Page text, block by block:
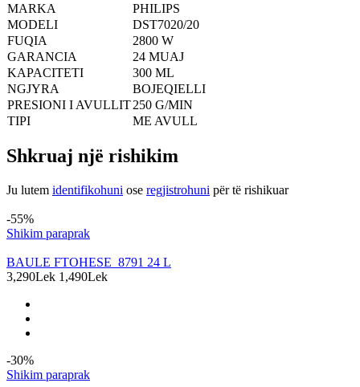
MARKA
PHILIPS
MODELI
DST7020/20
FUQIA
2800 W
GARANCIA
24 MUAJ
KAPACITETI
300 ML
NGJYRA
BOJEQIELLI
PRESIONI I AVULLIT250 G/MIN
TIPI
ME AVULL
Shkruaj një rishikim
Ju lutem identifikohuni ose regjistrohuni për të rishikuar
-55%
Shikim paraprak
BAULE FTOHESE 8791 24 L
3,290Lek 1,490Lek
-30%
Shikim paraprak